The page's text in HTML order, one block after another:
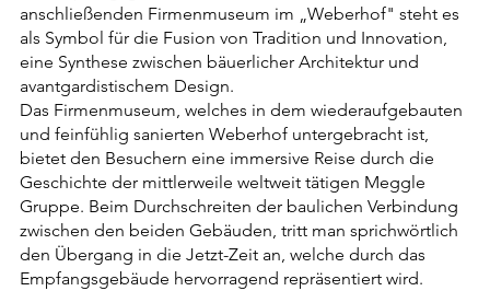
anschließenden Firmenmuseum im „Weberhof" steht es
als Symbol für die Fusion von Tradition und Innovation,
eine Synthese zwischen bäuerlicher Architektur und
avantgardistischem Design.
Das Firmenmuseum, welches in dem wiederaufgebauten
und feinfühlig sanierten Weberhof untergebracht ist,
bietet den Besuchern eine immersive Reise durch die
Geschichte der mittlerweile weltweit tätigen Meggle
Gruppe. Beim Durchschreiten der baulichen Verbindung
zwischen den beiden Gebäuden, tritt man sprichwörtlich
den Übergang in die Jetzt-Zeit an, welche durch das
Empfangsgebäude hervorragend repräsentiert wird.